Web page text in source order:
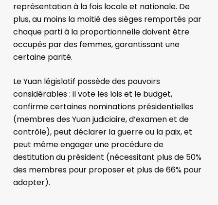
représentation à la fois locale et nationale. De
plus, au moins la moitié des sièges remportés par
chaque parti à la proportionnelle doivent être
occupés par des femmes, garantissant une
certaine parité.
Le Yuan législatif possède des pouvoirs
considérables : il vote les lois et le budget,
confirme certaines nominations présidentielles
(membres des Yuan judiciaire, d’examen et de
contrôle), peut déclarer la guerre ou la paix, et
peut même engager une procédure de
destitution du président (nécessitant plus de 50%
des membres pour proposer et plus de 66% pour
adopter).